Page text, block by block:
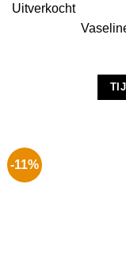
Uitverkocht
-11%